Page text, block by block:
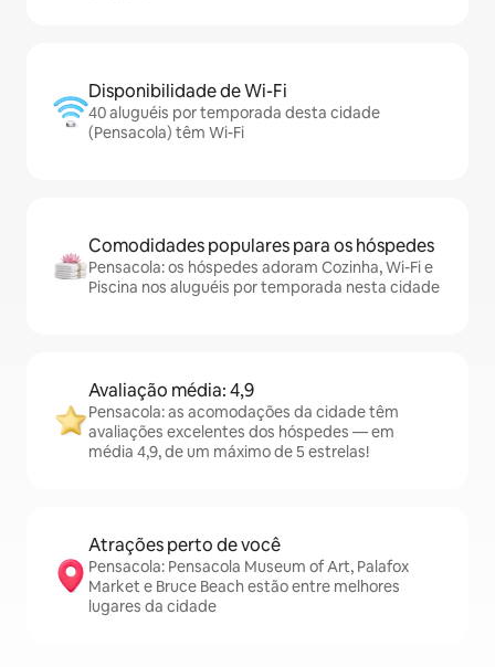
Disponibilidade de Wi-Fi
40 aluguéis por temporada desta cidade
(Pensacola) têm Wi-Fi
Comodidades populares para os hóspedes
Pensacola: os hóspedes adoram Cozinha, Wi-Fi e
Piscina nos aluguéis por temporada nesta cidade
Avaliação média: 4,9
Pensacola: as acomodações da cidade têm
avaliações excelentes dos hóspedes — em
média 4,9, de um máximo de 5 estrelas!
Atrações perto de você
Pensacola: Pensacola Museum of Art, Palafox
Market e Bruce Beach estão entre melhores
lugares da cidade